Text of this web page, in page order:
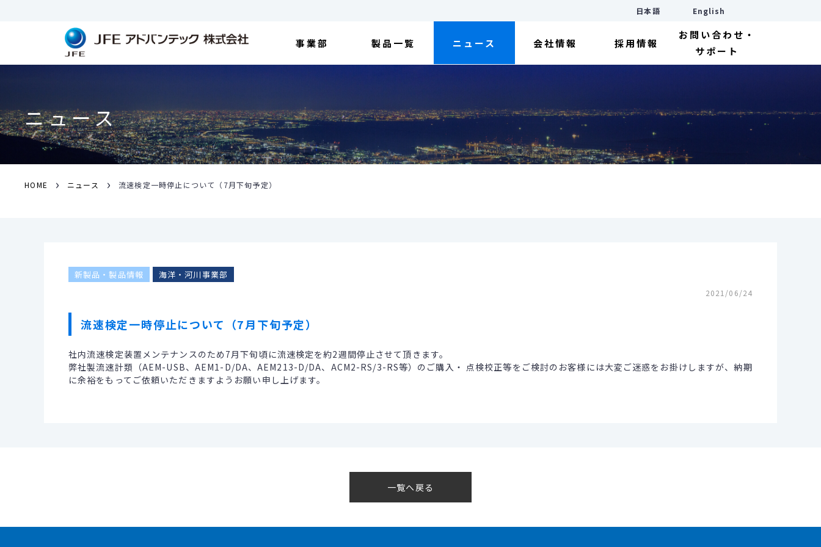
日本語 English
事業部 製品一覧 ニュース 会社情報 採用情報
お問い合わせ・
サポート
ニュース
HOME › ニュース › 流速検定一時停止について（7月下旬予定）
新製品・製品情報 海洋・河川事業部
2021/06/24
流速検定一時停止について（7月下旬予定）
社内流速検定装置メンテナンスのため7月下旬頃に流速検定を約2週間停止させて頂きます。
弊社製流速計類（AEM-USB、AEM1-D/DA、AEM213-D/DA、ACM2-RS/3-RS等）のご購入・ 点検校正等をご検討のお客様には大変ご迷惑をお掛けしますが、納期
に余裕をもってご依頼いただきますようお願い申し上げます。
一覧へ戻る